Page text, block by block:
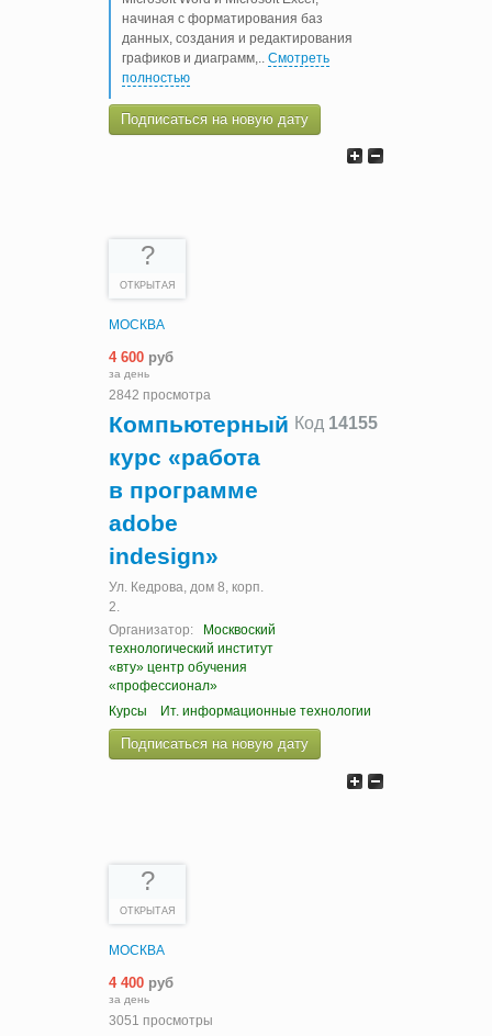
начиная с форматирования баз
данных, создания и редактирования
графиков и диаграмм,
Смотреть
полностью
Подписаться на новую дату
?
ОТКРЫТАЯ
МОСКВА
4 600 руб
за день
2842 просмотра
Код 14155
Компьютерный
курс «работа
в программе
adobe
indesign»
Ул. Кедрова, дом 8, корп.
2.
Организатор:
Москвоский
технологический институт
«вту» центр обучения
«профессионал»
Курсы
Ит. информационные технологии
Подписаться на новую дату
?
ОТКРЫТАЯ
МОСКВА
4 400 руб
за день
3051 просмотры